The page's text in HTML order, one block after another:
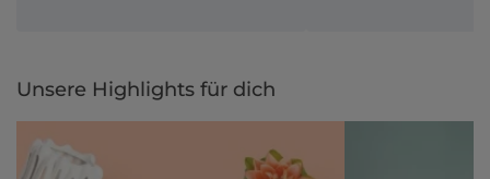
Unsere Highlights für dich